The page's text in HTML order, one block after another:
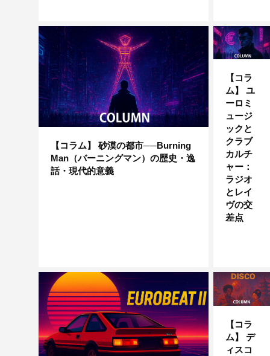
【コラム】 砂漠の都市──Burning
Man（バーニングマン）の歴史・逸
話・現代的意義
【コラ
ム】 ユ
ーロミ
ュージ
ックと
クラブ
カルチ
ャー：
ラジオ
とレイ
ヴの交
差点
【コラ
ム】 デ
ィスコ